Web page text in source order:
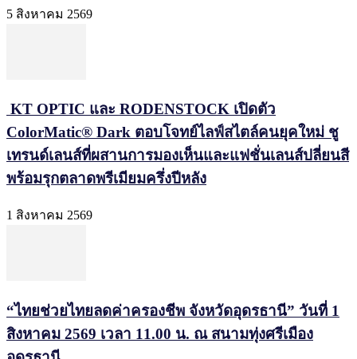
5 สิงหาคม 2569
KT OPTIC และ RODENSTOCK เปิดตัว
ColorMatic® Dark ตอบโจทย์ไลฟ์สไตล์คนยุคใหม่ ชู
เทรนด์เลนส์ที่ผสานการมองเห็นและแฟชั่นเลนส์ปลี่ยนสี
พร้อมรุกตลาดพรีเมียมครึ่งปีหลัง
1 สิงหาคม 2569
“ไทยช่วยไทยลดค่าครองชีพ จังหวัดอุดรธานี” วันที่ 1
สิงหาคม 2569 เวลา 11.00 น. ณ สนามทุ่งศรีเมือง